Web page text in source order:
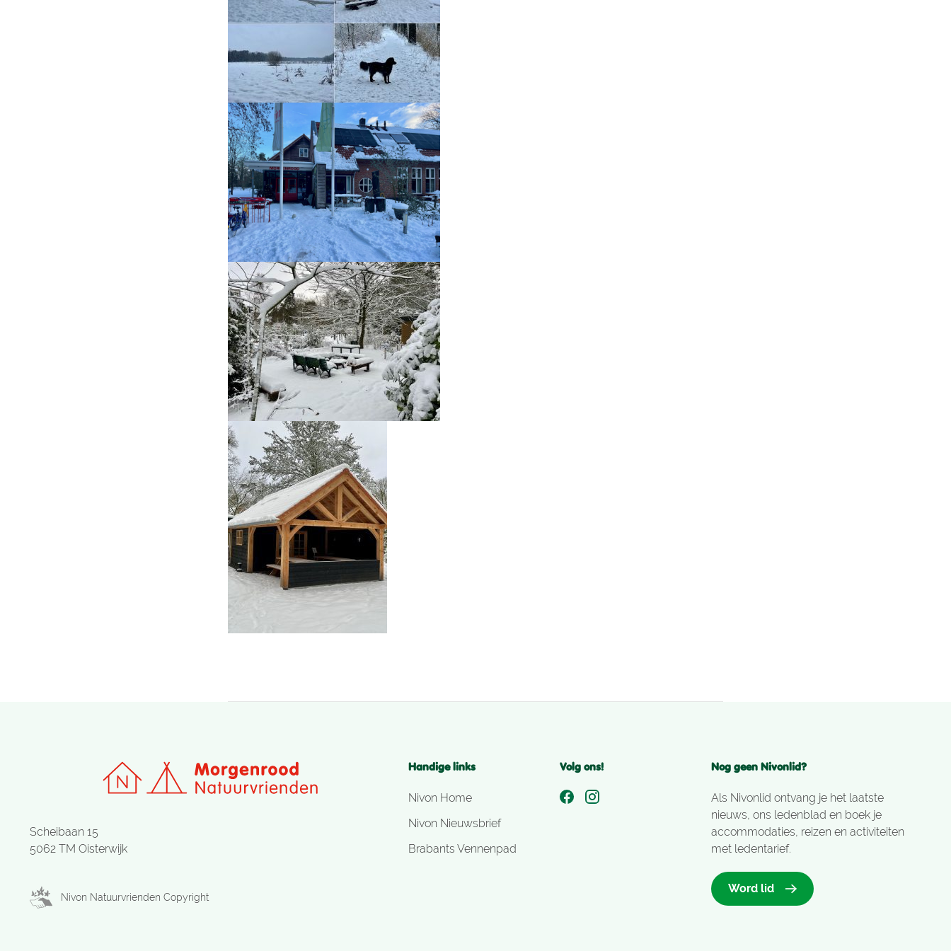
Scheibaan 15
5062 TM Oisterwijk
Nivon Natuurvrienden Copyright
Handige links
Nivon Home
Nivon Nieuwsbrief
Brabants Vennenpad
Volg ons! Nog geen Nivonlid?
Als Nivonlid ontvang je het laatste
nieuws, ons ledenblad en boek je
accommodaties, reizen en activiteiten
met ledentarief.
Word lid